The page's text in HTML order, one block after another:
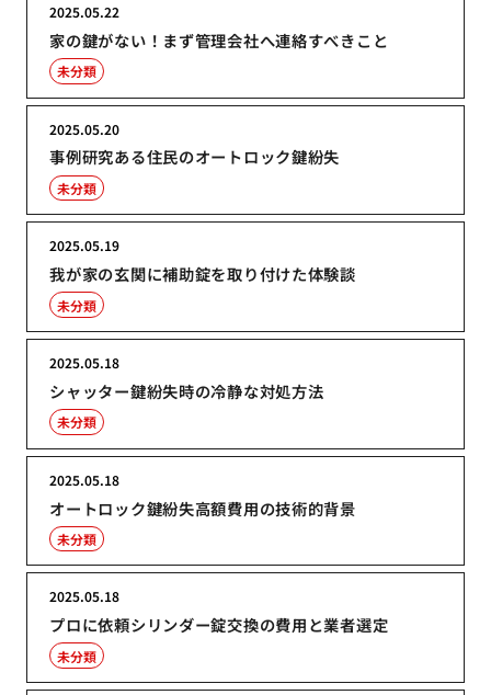
家の鍵がない！まず管理会社へ連絡すべきこと
2025.05.22
未分類
事例研究ある住民のオートロック鍵紛失
2025.05.20
未分類
我が家の玄関に補助錠を取り付けた体験談
2025.05.19
未分類
シャッター鍵紛失時の冷静な対処方法
2025.05.18
未分類
オートロック鍵紛失高額費用の技術的背景
2025.05.18
未分類
プロに依頼シリンダー錠交換の費用と業者選定
2025.05.18
未分類